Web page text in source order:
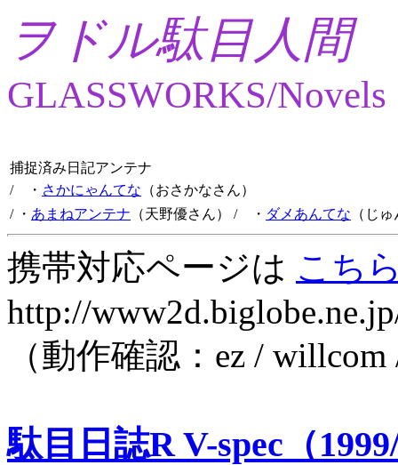
ヲドル駄目人間
GLASSWORKS/Novels
捕捉済み日記アンテナ
/ ・ さかにゃんてな （おさかなさん）
/ ・ あまねアンテナ （天野優さん） / ・ ダメあんてな （じ
携帯対応ページは こち
http://
（動作確認：ez /
駄目日誌R V-spec（